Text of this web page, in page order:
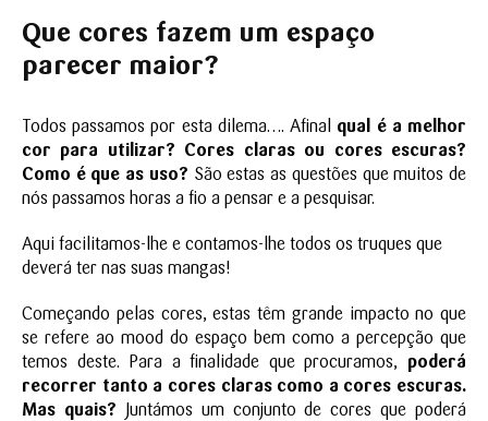
Que cores fazem um espaço
parecer maior?
Todos passamos por esta dilema…. Afinal qual é a melhor
cor para utilizar? Cores claras ou cores escuras?
Como é que as uso? São estas as questões que muitos de
nós passamos horas a fio a pensar e a pesquisar.
Aqui facilitamos-lhe e contamos-lhe todos os truques que
deverá ter nas suas mangas!
Começando pelas cores, estas têm grande impacto no que
se refere ao mood do espaço bem como a percepção que
temos deste. Para a finalidade que procuramos, poderá
recorrer tanto a cores claras como a cores escuras.
Mas quais? Juntámos um conjunto de cores que poderá